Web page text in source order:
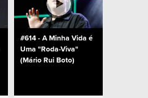
#614 - A Minha Vida é
Uma "Roda-Viva"
(Mário Rui Boto)